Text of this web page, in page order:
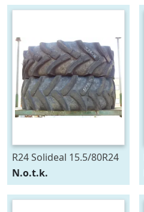
R24 Solideal 15.5/80R24
N.o.t.k.